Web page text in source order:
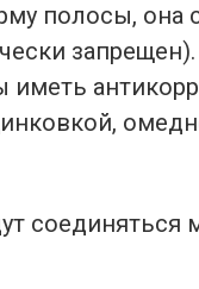
полосы, она
иметь
соединяться